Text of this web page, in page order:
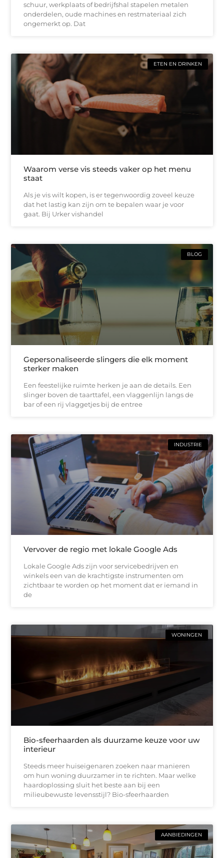
schuur, werkplaats of bedrijfshal stapelen metalen
onderdelen, oude machines en restmateriaal zich
ongemerkt op. Dat
ETEN EN DRINKEN
Waarom verse vis steeds vaker op het menu
staat
Als je vis wilt kopen, is er tegenwoordig zoveel keuze
dat het lastig kan zijn om te bepalen waar je voor
gaat. Bij Urker vishandel
BLOG
Gepersonaliseerde slingers die elk moment
sterker maken
Een feestelijke ruimte herken je aan de details. Een
slinger boven de taarttafel, een vlaggenlijn langs de
bar of een rij vlaggetjes bij de entree
INDUSTRIE
Vervover de regio met lokale Google Ads
Lokale Google Ads zijn voor servicebedrijven en
winkels een van de krachtigste instrumenten om
zichtbaar te worden op het moment dat er iemand in
de
WONINGEN
Bio-sfeerhaarden als duurzame keuze voor uw
interieur
Steeds meer huiseigenaren zoeken naar manieren
om hun woning duurzamer in te richten. Maar welke
haardoplossing sluit het beste aan bij een
milieubewuste levensstijl? Bio-sfeerhaarden
AANBIEDINGEN